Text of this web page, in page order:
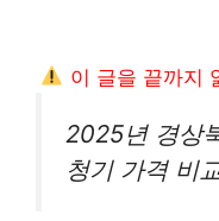
이 글을 끝까지
2025년 경상
청기 가격 비